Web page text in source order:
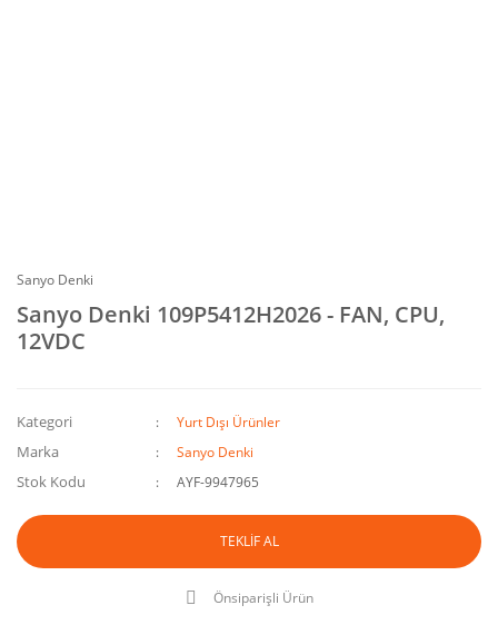
Sanyo Denki
Sanyo Denki 109P5412H2026 - FAN, CPU,
12VDC
Kategori Yurt Dışı Ürünler
Marka Sanyo Denki
Stok Kodu AYF-9947965
TEKLİF AL
Önsiparişli Ürün